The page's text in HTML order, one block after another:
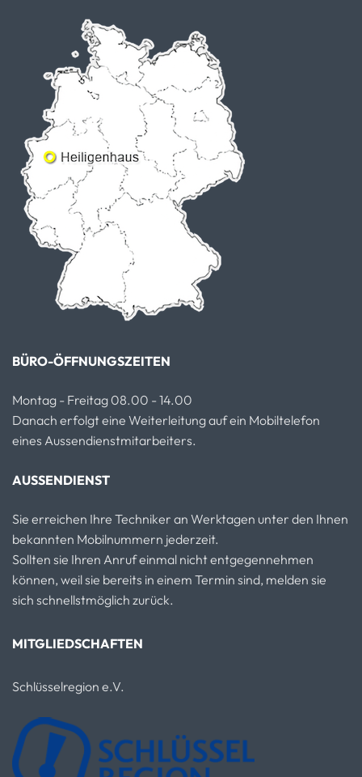
BÜRO-ÖFFNUNGSZEITEN
Montag - Freitag 08.00 - 14.00
Danach erfolgt eine Weiterleitung auf ein Mobiltelefon
eines Aussendienstmitarbeiters.
AUSSENDIENST
Sie erreichen Ihre Techniker an Werktagen unter den Ihnen
bekannten Mobilnummern jederzeit.
Sollten sie Ihren Anruf einmal nicht entgegennehmen
können, weil sie bereits in einem Termin sind, melden sie
sich schnellstmöglich zurück.
MITGLIEDSCHAFTEN
Schlüsselregion e.V.